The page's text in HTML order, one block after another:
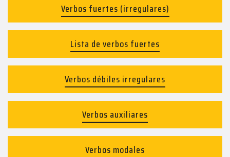
Verbos fuertes (irregulares)
Lista de verbos fuertes
Verbos débiles irregulares
Verbos auxiliares
Verbos modales